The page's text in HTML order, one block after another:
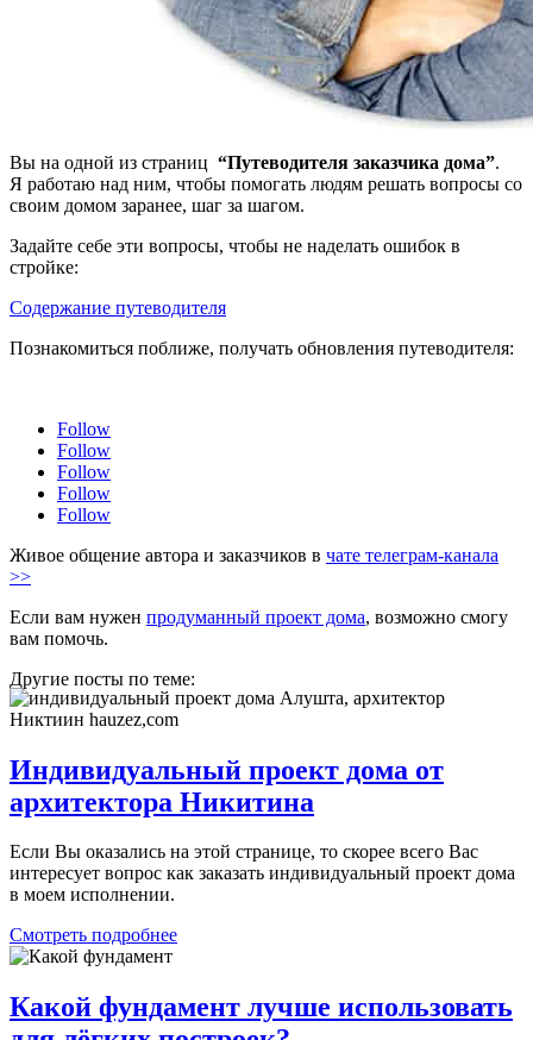
Вы на одной из страниц “Путеводителя заказчика дома”.
Я работаю над ним, чтобы помогать людям решать вопросы со
своим домом заранее, шаг за шагом.
Задайте себе эти вопросы, чтобы не наделать ошибок в
стройке:
Содержание путеводителя
Познакомиться поближе, получать обновления путеводителя:
Follow
Follow
Follow
Follow
Follow
Живое общение автора и заказчиков в чате телеграм-канала
>>
Если вам нужен продуманный проект дома, возможно смогу
вам помочь.
Другие посты по теме:
Индивидуальный проект дома от
архитектора Никитина
Если Вы оказались на этой странице, то скорее всего Вас
интересует вопрос как заказать индивидуальный проект дома
в моем исполнении.
Смотреть подробнее
Какой фундамент лучше использовать